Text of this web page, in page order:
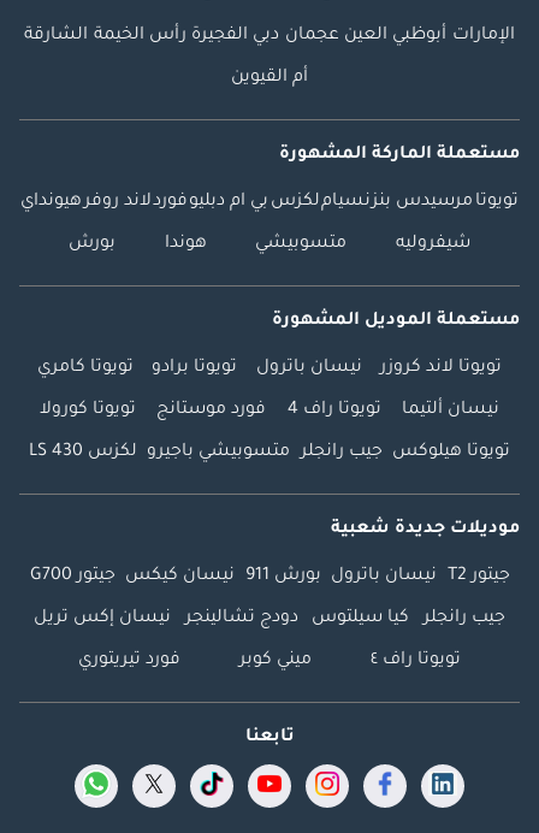
الإمارات أبوظبي العين عجمان دبي الفجيرة رأس الخيمة الشارقة
أم القيوين
مستعملة الماركة المشهورة
تويوتا مرسيدس بنزنسياملكزس بي ام دبليوفوردلاند روفرهيونداي
شيفروليه متسوبيشي هوندا بورش
مستعملة الموديل المشهورة
تويوتا لاند كروزر نيسان باترول تويوتا برادو تويوتا كامري
نيسان ألتيما تويوتا راف 4 فورد موستانج تويوتا كورولا
تويوتا هيلوكس جيب رانجلر متسوبيشي باجيرو لكزس LS 430
موديلات جديدة شعبية
جيتور T2 نيسان باترول بورش 911 نيسان كيكس جيتور G700
جيب رانجلر كيا سيلتوس دودج تشالينجر نيسان إكس تريل
تويوتا راف ٤ ميني كوبر فورد تيريتوري
تابعنا